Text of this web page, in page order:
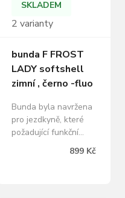
SKLADEM
2 varianty
bunda F FROST
LADY softshell
zimní , černo -fluo
Bunda byla navržena
pro jezdkyně, které
požadující funkční
materiály a kvalitní
899 Kč